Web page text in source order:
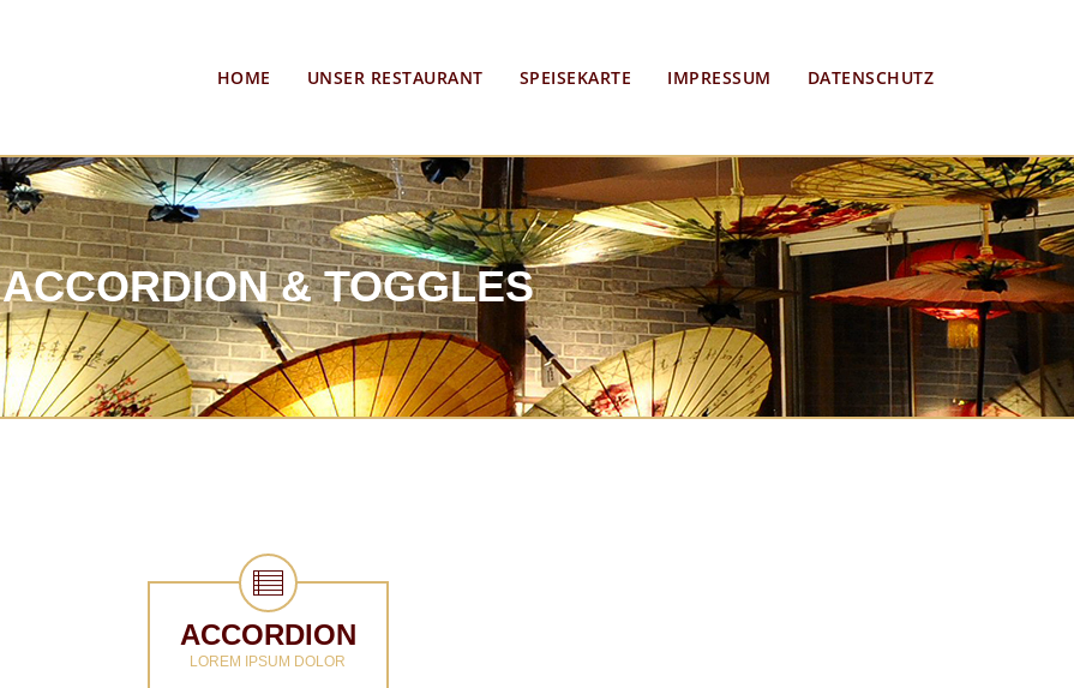
HOME UNSER RESTAURANT SPEISEKARTE IMPRESSUM DATENSCHUTZ
ACCORDION & TOGGLES
ACCORDION
LOREM IPSUM DOLOR